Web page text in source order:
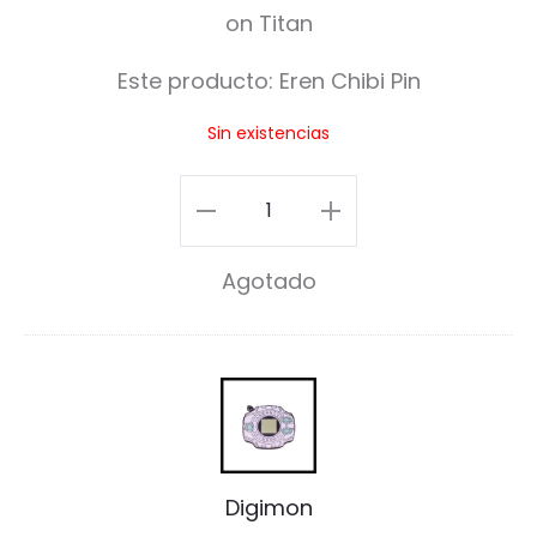
C
b
P
i
n
Este producto: Eren Chibi Pin
Sin existencias
Eren
Chibi
cantidad
Agotado
D
i
g
Digimon